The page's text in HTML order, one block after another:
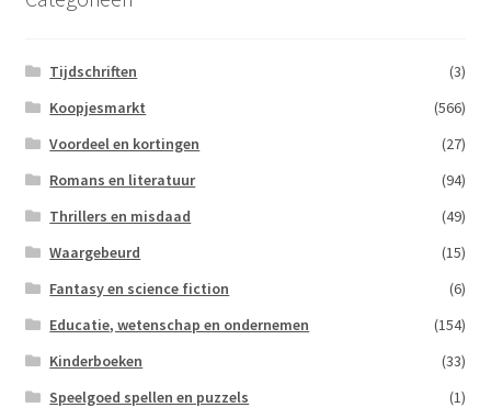
Tijdschriften
(3)
Koopjesmarkt
(566)
Voordeel en kortingen
(27)
Romans en literatuur
(94)
Thrillers en misdaad
(49)
Waargebeurd
(15)
Fantasy en science fiction
(6)
Educatie, wetenschap en ondernemen
(154)
Kinderboeken
(33)
Speelgoed spellen en puzzels
(1)